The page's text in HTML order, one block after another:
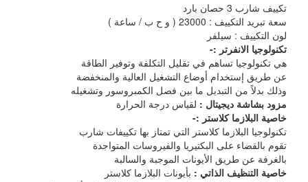
تكييف شارب 3 حصان بارد
سعة تبريد التكييف : 23000 ( و ح ب / ساعة )
لون التكييف : سيلفر
تكنولوجيا الانفرتر :-
هي تكنولوجيا تساهم في تقليل التكلفة وتوفير الطاقة
عن طريق إستخدام أوضاع التشغيل العالية والمنخفضة
وذلك بدلاً من التبديل ما بين فصل الكمبروسور وتشغيله
مزود بشاشة ديجيتال : لقياس درجة الحرارة
خاصية البلازما كلاستر :-
تكنولوجيا البلازما كلاستر التي تمتاز بها تكييفات شارب
تقوم بالقضاء على البكتيريا والفيروسات المتواجدة
بالغرفة عن طريق الأيونات الموجبة والسالبة
خاصية التنظيف الذاتي : بأيونات البلازما كلاستر